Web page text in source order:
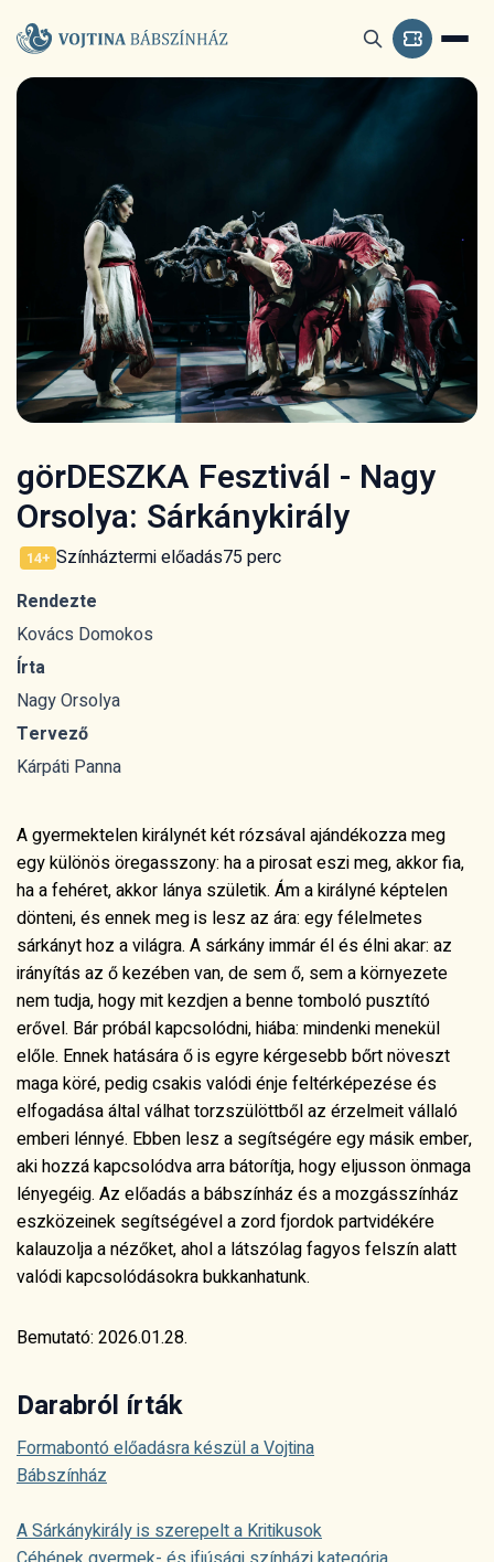
görDESZKA Fesztivál - Nagy
Orsolya: Sárkánykirály
14+ Színháztermi előadás75 perc
Rendezte
Kovács Domokos
Írta
Nagy Orsolya
Tervező
Kárpáti Panna
A gyermektelen királynét két rózsával ajándékozza meg
egy különös öregasszony: ha a pirosat eszi meg, akkor fia,
ha a fehéret, akkor lánya születik. Ám a királyné képtelen
dönteni, és ennek meg is lesz az ára: egy félelmetes
sárkányt hoz a világra. A sárkány immár él és élni akar: az
irányítás az ő kezében van, de sem ő, sem a környezete
nem tudja, hogy mit kezdjen a benne tomboló pusztító
erővel. Bár próbál kapcsolódni, hiába: mindenki menekül
előle. Ennek hatására ő is egyre kérgesebb bőrt növeszt
maga köré, pedig csakis valódi énje feltérképezése és
elfogadása által válhat torzszülöttből az érzelmeit vállaló
emberi lénnyé. Ebben lesz a segítségére egy másik ember,
aki hozzá kapcsolódva arra bátorítja, hogy eljusson önmaga
lényegéig. Az előadás a bábszínház és a mozgásszínház
eszközeinek segítségével a zord fjordok partvidékére
kalauzolja a nézőket, ahol a látszólag fagyos felszín alatt
valódi kapcsolódásokra bukkanhatunk.
Bemutató: 2026.01.28.
Darabról írták
Formabontó előadásra készül a Vojtina
Bábszínház
A Sárkánykirály is szerepelt a Kritikusok